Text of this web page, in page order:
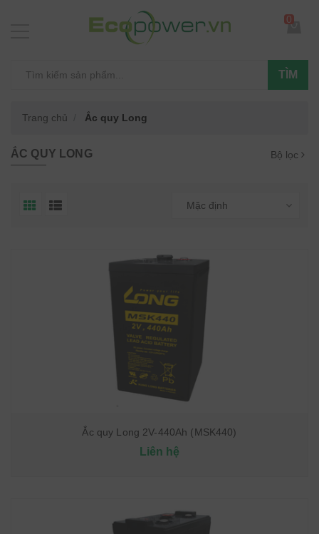
TÌM
0
Trang chủ Ắc quy Long
ẮC QUY LONG Bộ lọc
Mặc định
Ắc quy Long 2V-440Ah (MSK440)
Liên hệ